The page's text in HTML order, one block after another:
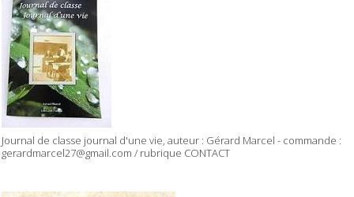
Journal de classe journal d'une vie, auteur : Gérard Marcel - commande :
gerardmarcel27@gmail.com / rubrique CONTACT